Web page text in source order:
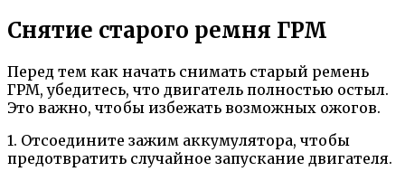
Снятие старого ремня ГРМ
Перед тем как начать снимать старый ремень
ГРМ, убедитесь, что двигатель полностью остыл.
Это важно, чтобы избежать возможных ожогов.
1. Отсоедините зажим аккумулятора, чтобы
предотвратить случайное запускание двигателя.